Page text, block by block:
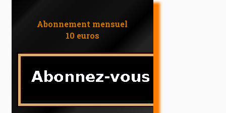
Abonnement mensuel
10 euros